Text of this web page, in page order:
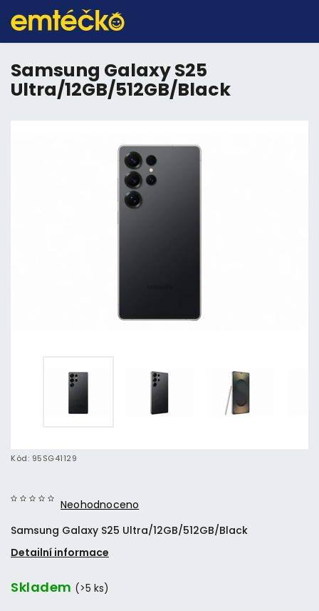
Samsung Galaxy S25
Ultra/12GB/512GB/Black
Kód: 95SG41129
Neohodnoceno
Samsung Galaxy S25 Ultra/12GB/512GB/Black
Detailní informace
Skladem (>5 ks)